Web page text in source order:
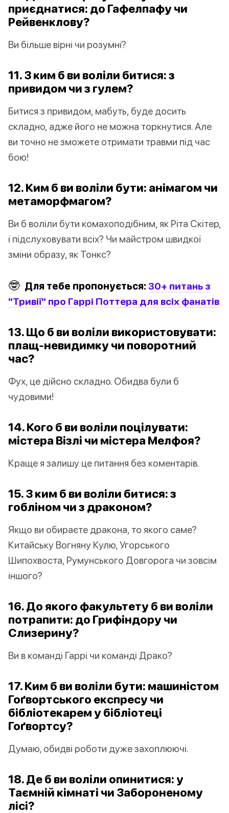
приєднатися: до Гафелпафу чи
Рейвенклову?
Ви більше вірні чи розумні?
11. З ким б ви воліли битися: з
привидом чи з гулем?
Битися з привидом, мабуть, буде досить
складно, адже його не можна торкнутися. Але
ви точно не зможете отримати травми під час
бою!
12. Ким б ви воліли бути: анімагом чи
метаморфмагом?
Ви б воліли бути комахоподібним, як Ріта Скітер,
і підслуховувати всіх? Чи майстром швидкої
зміни образу, як Тонкс?
🤓 Для тебе пропонується: 30+ питань з
"Тривії" про Гаррі Поттера для всіх фанатів
13. Що б ви воліли використовувати:
плащ-невидимку чи поворотний
час?
Фух, це дійсно складно. Обидва були б
чудовими!
14. Кого б ви воліли поцілувати:
містера Візлі чи містера Мелфоя?
Краще я залишу це питання без коментарів.
15. З ким б ви воліли битися: з
гобліном чи з драконом?
Якщо ви обираєте дракона, то якого саме?
Китайську Вогняну Кулю, Угорського
Шипохвоста, Румунського Довгорога чи зовсім
іншого?
16. До якого факультету б ви воліли
потрапити: до Грифіндору чи
Слизерину?
Ви в команді Гаррі чи команді Драко?
17. Ким б ви воліли бути: машиністом
Гоґвортського експресу чи
бібліотекарем у бібліотеці
Гоґвортсу?
Думаю, обидві роботи дуже захоплюючі.
18. Де б ви воліли опинитися: у
Таємній кімнаті чи Забороненому
лісі?